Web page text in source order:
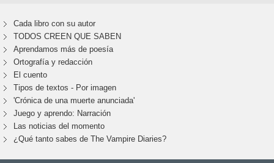
Cada libro con su autor
TODOS CREEN QUE SABEN
Aprendamos más de poesía
Ortografía y redacción
El cuento
Tipos de textos - Por imagen
'Crónica de una muerte anunciada'
Juego y aprendo: Narración
Las noticias del momento
¿Qué tanto sabes de The Vampire Diaries?